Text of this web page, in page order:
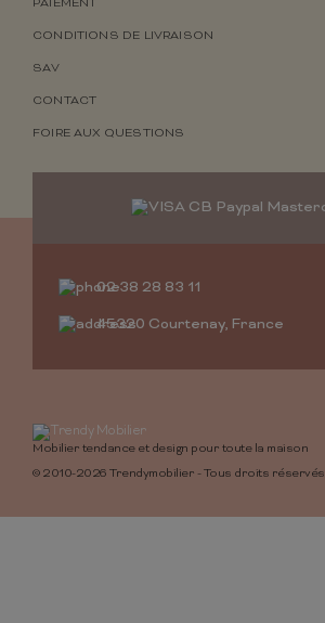
PAIEMENT
CONDITIONS DE LIVRAISON
SAV
CONTACT
FOIRE AUX QUESTIONS
02 38 28 83 11
45320 Courtenay, France
Mobilier tendance et design pour toute la maison
© 2010-2026 Trendymobilier - Tous droits réservés